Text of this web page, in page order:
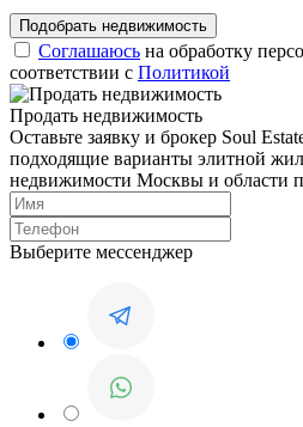
Соглашаюсь на обработку
соответствии с Политикой
Продать недвижимость
Оставьте заявку и брокер Soul
подходящие варианты элитной
недвижимости Москвы и области
Выберите мессенджер